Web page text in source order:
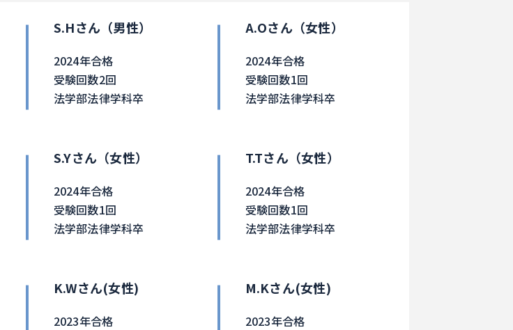
S.Hさん（男性）
2024年合格
受験回数2回
法学部法律学科卒
A.Oさん（女性）
2024年合格
受験回数1回
法学部法律学科卒
S.Yさん（女性）
2024年合格
受験回数1回
法学部法律学科卒
T.Tさん（女性）
2024年合格
受験回数1回
法学部法律学科卒
K.Wさん(女性)
2023年合格
M.Kさん(女性)
2023年合格